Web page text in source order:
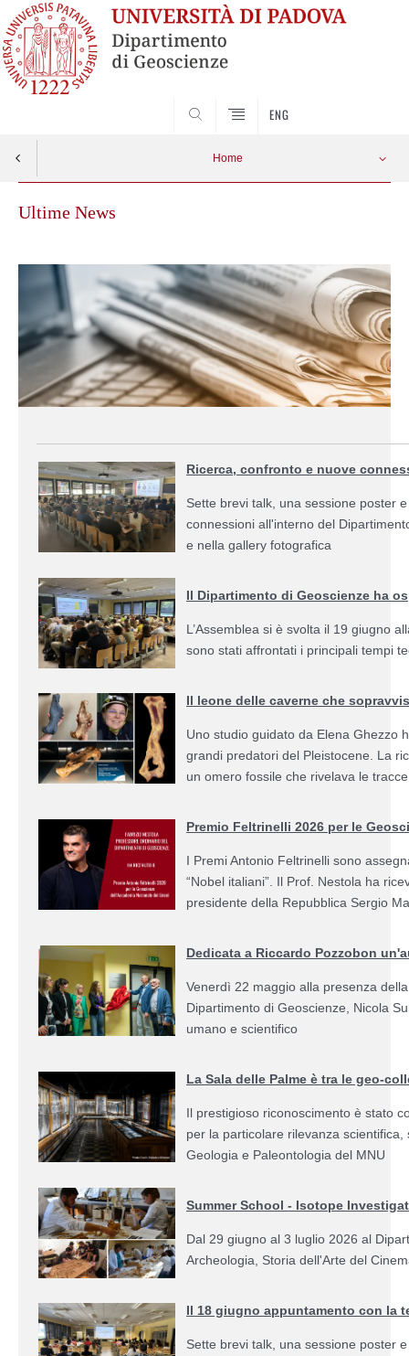
ENG
Home
Ultime News
Ricerca, confronto e nuove
Sette brevi talk, una sessione poster
connessioni all'interno del
e nella gallery fotografica
Il Dipartimento di Geoscienze ha
L’Assemblea si è svolta il 19 giugno
sono stati affrontati i principali tempi
Il leone delle caverne che
Uno studio guidato da Elena Ghezzo
grandi predatori del Pleistocene. La
un omero fossile che rivelava le
Premio Feltrinelli 2026 per le
I Premi Antonio Feltrinelli sono
“Nobel italiani”. Il Prof. Nestola ha
presidente della Repubblica Sergio
Dedicata a Riccardo Pozzobon
Venerdì 22 maggio alla presenza
Dipartimento di Geoscienze, Nicola
umano e scientifico
La Sala delle Palme è tra le geo-
Il prestigioso riconoscimento è stato
per la particolare rilevanza
Geologia e Paleontologia del MNU
Summer School - Isotope
Dal 29 giugno al 3 luglio 2026 al
Archeologia, Storia dell'Arte del
Il 18 giugno appuntamento con la
Sette brevi talk, una sessione poster